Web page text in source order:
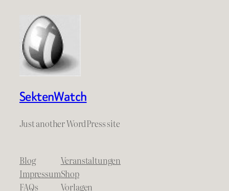
SektenWatch
Just another WordPress site
Blog
Impressum
FAQs
Veranstaltungen
Shop
Vorlagen